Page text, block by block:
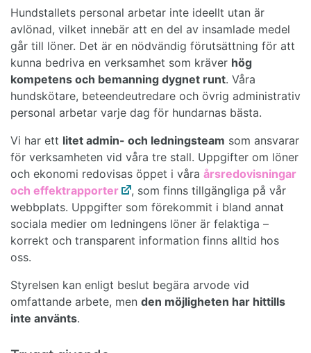
Hundstallets personal arbetar inte ideellt utan är
avlönad, vilket innebär att en del av insamlade medel
går till löner. Det är en nödvändig förutsättning för att
kunna bedriva en verksamhet som kräver hög
kompetens och bemanning dygnet runt. Våra
hundskötare, beteendeutredare och övrig administrativ
personal arbetar varje dag för hundarnas bästa.
Vi har ett litet admin- och ledningsteam som ansvarar
för verksamheten vid våra tre stall. Uppgifter om löner
och ekonomi redovisas öppet i våra årsredovisningar
och effektrapporter
, som finns tillgängliga på vår
webbplats. Uppgifter som förekommit i bland annat
sociala medier om ledningens löner är felaktiga –
korrekt och transparent information finns alltid hos
oss.
Styrelsen kan enligt beslut begära arvode vid
omfattande arbete, men den möjligheten har hittills
inte använts.